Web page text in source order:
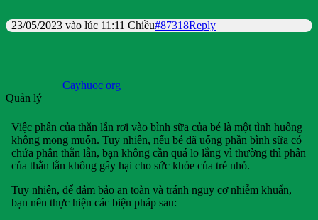
23/05/2023 vào lúc 11:11 Chiều#87318Reply
Cayhuoc org
Quản lý
Việc phân của thằn lằn rơi vào bình sữa của bé là một tình huống
không mong muốn. Tuy nhiên, nếu bé đã uống phần bình sữa có
chứa phân thằn lằn, bạn không cần quá lo lắng vì thường thì phân
của thằn lằn không gây hại cho sức khỏe của trẻ nhỏ.
Tuy nhiên, để đảm bảo an toàn và tránh nguy cơ nhiễm khuẩn,
bạn nên thực hiện các biện pháp sau: